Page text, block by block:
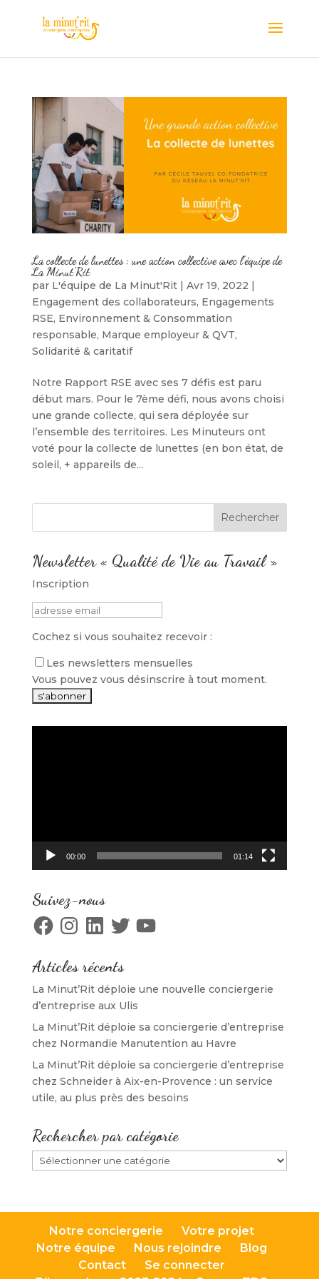
La collecte de lunettes : une action collective avec l’équipe de
La Minut’Rit
par L'équipe de La Minut'Rit| Avr 19, 2022 |
Engagement des collaborateurs, Engagements
RSE, Environnement & Consommation
responsable, Marque employeur & QVT,
Solidarité & caritatif
Notre Rapport RSE avec ses 7 défis est paru
début mars. Pour le 7ème défi, nous avons choisi
une grande collecte, qui sera déployée sur
l’ensemble des territoires. Les Minuteurs ont
voté pour la collecte de lunettes (en bon état, de
soleil, + appareils de...
Newsletter « Qualité de Vie au Travail »
Inscription
Cochez si vous souhaitez recevoir :
Les newsletters mensuelles
Vous pouvez vous désinscrire à tout moment.
00:00 01:14
Suivez-nous
FacebookInstagramLinkedInTwitterYouTube
Articles récents
La Minut’Rit déploie une nouvelle conciergerie
d’entreprise aux Ulis
La Minut’Rit déploie sa conciergerie d’entreprise
chez Normandie Manutention au Havre
La Minut’Rit déploie sa conciergerie d’entreprise
chez Schneider à Aix-en-Provence : un service
utile, au plus près des besoins
Rechercher par catégorie
Rechercher
par
Notre conciergerie
Votre projet
Notre équipe
Nous rejoindre
Blog
Contact
Se connecter